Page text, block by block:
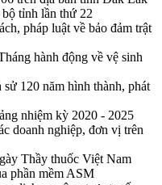
tỉnh lần thứ 22
pháp luật về bảo đảm trật
hành động về vệ sinh
120 năm hình thành, phát
nhiệm kỳ 2020 - 2025
doanh nghiệp, đơn vị trên
Thầy thuốc Việt Nam
phần mềm ASM